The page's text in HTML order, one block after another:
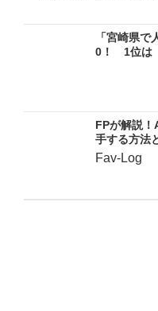
「宮崎県
0！ 1位は
FPが解説
手する方法
Fav-Log